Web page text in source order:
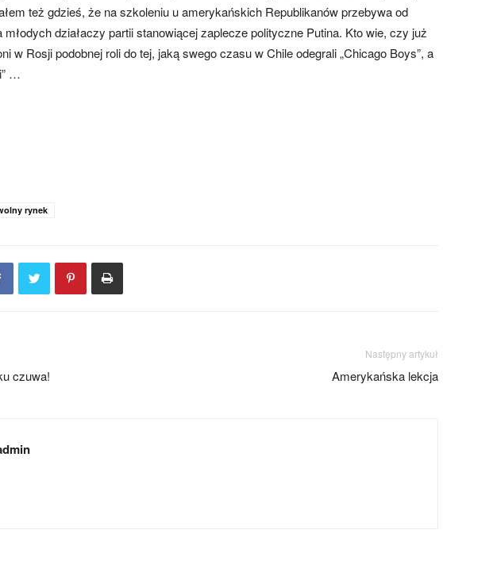
też gdzieś, że na szkoleniu u amerykańskich Republikanów przebywa od
działaczy partii stanowiącej zaplecze polityczne Putina. Kto wie, czy już
w Rosji podobnej roli do tej, jaką swego czasu w Chile odegrali „Chicago Boys”, a
…
rynek
czuwa!
Następny artykuł
Amerykańska lekcja